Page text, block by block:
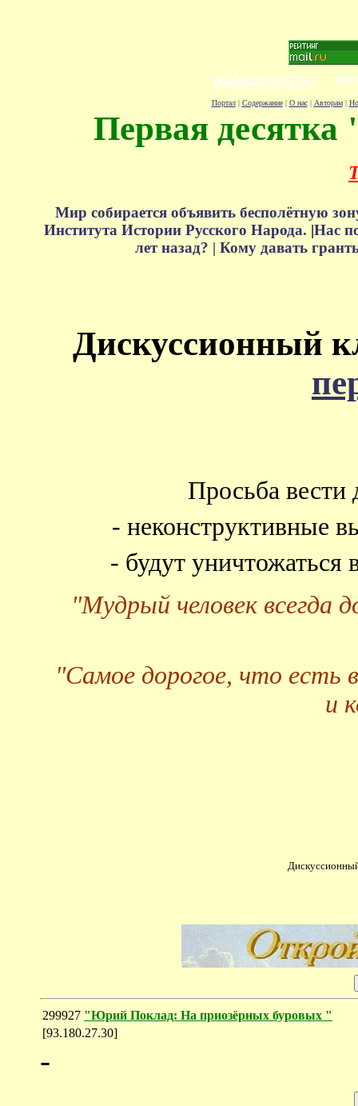
Портал| Содержание| О нас| Авторам|
Первая десятка
Мир собирается объявить бесполётную
Института Истории Русского Народа. |Нас
лет назад? | Кому давать
Дискуссионный
Просьба вести
- неконструктивные
- будут
"Мудрый человек всегда
"Самое дорогое, что есть
и
299927 "Юрий Поклад: На приозёрных буровых "
[93.180.27.30]
-